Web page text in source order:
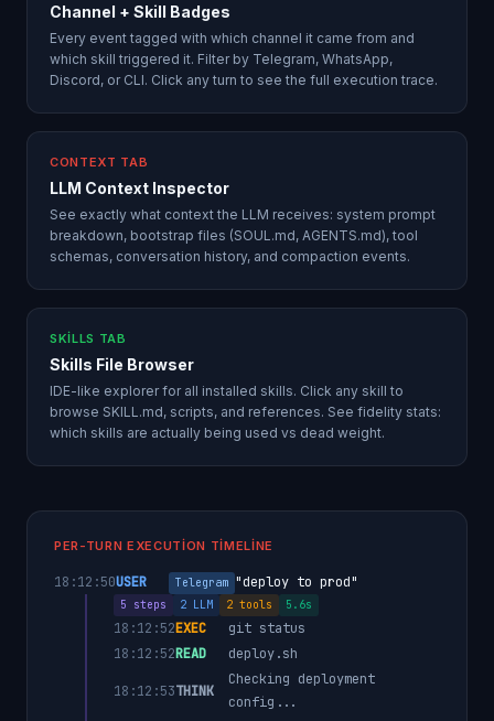
Channel + Skill Badges
Every event tagged with which channel it came from and
which skill triggered it. Filter by Telegram, WhatsApp,
Discord, or CLI. Click any turn to see the full execution trace.
CONTEXT TAB
LLM Context Inspector
See exactly what context the LLM receives: system prompt
breakdown, bootstrap files (SOUL.md, AGENTS.md), tool
schemas, conversation history, and compaction events.
SKILLS TAB
Skills File Browser
IDE-like explorer for all installed skills. Click any skill to
browse SKILL.md, scripts, and references. See fidelity stats:
which skills are actually being used vs dead weight.
PER-TURN EXECUTION TIMELINE
18:12:50USER Telegram "deploy to prod"
5 steps 2 LLM 2 tools 5.6s
18:12:52EXEC
git status
18:12:52READ deploy.sh
18:12:53THINK
Checking deployment
config...